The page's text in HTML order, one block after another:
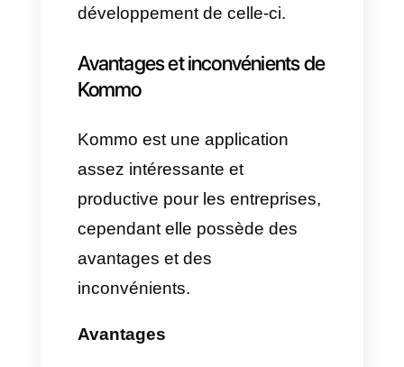
reconfigurés qui, lorsqu’ils sont
bien faits peuvent ventre à vos
clients et ainsi les ventes seront
automatisées.
Qui utilise Kommo ?
Cette appli a été développée
support ou des callcenters qui